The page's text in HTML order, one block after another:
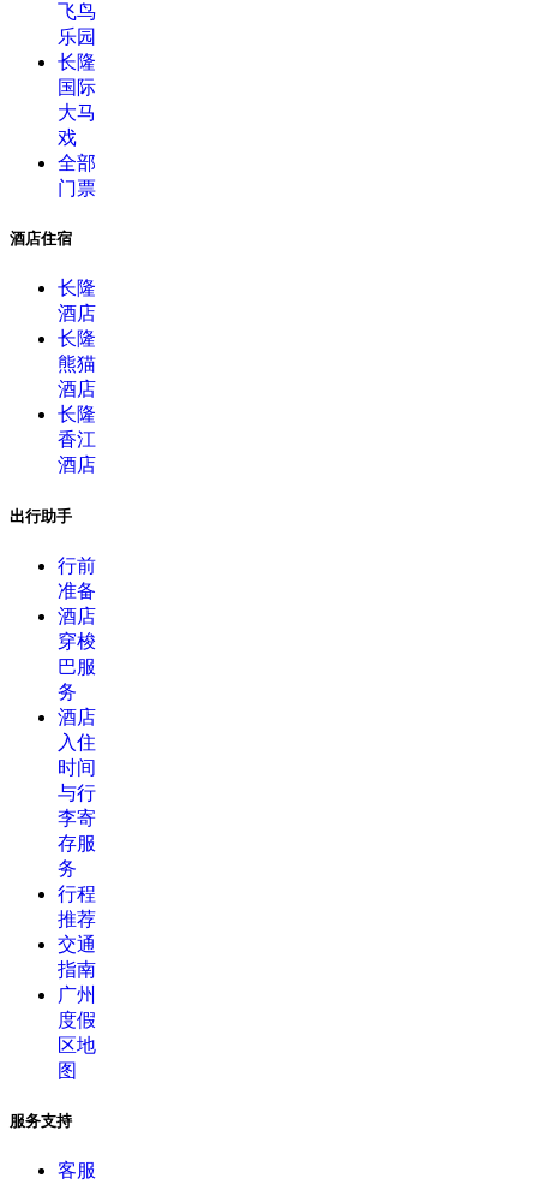
飞鸟
乐园
长隆
国际
大马
戏
全部
门票
酒店住宿
长隆
酒店
长隆
熊猫
酒店
长隆
香江
酒店
出行助手
行前
准备
酒店
穿梭
巴服
务
酒店
入住
时间
与行
李寄
存服
务
行程
推荐
交通
指南
广州
度假
区地
图
服务支持
客服